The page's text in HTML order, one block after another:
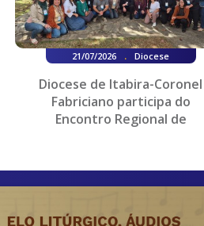
21/07/2026 . Diocese
Diocese de Itabira-Coronel
Fabriciano participa do
Encontro Regional de